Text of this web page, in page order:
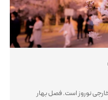
نوروز است. فصل بهار